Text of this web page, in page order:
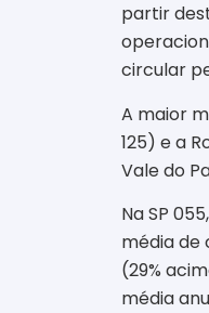
partir
circular
A maior
125) e a
Vale do
Na SP
média de
(29%
média